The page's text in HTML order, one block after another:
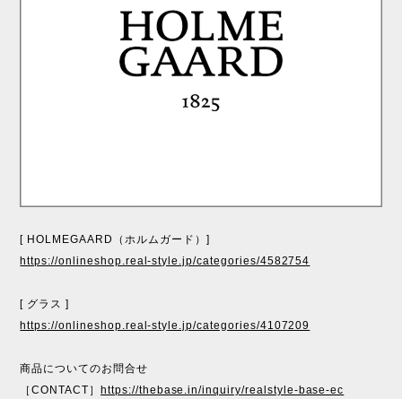
[ HOLMEGAARD（ホルムガード）]
https://onlineshop.real-style.jp/categories/4582754
[ グラス ]
https://onlineshop.real-style.jp/categories/4107209
商品についてのお問合せ
［CONTACT］
https://thebase.in/inquiry/realstyle-base-ec